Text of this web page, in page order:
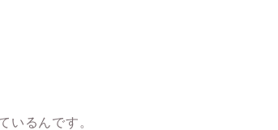
いるんです。